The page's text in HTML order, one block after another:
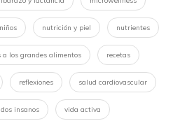
niños nutrición y piel nutrientes
a los grandes alimentos recetas
reflexiones salud cardiovascular
insanos vida activa